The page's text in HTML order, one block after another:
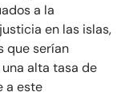
a la
en las islas,
que serían
alta tasa de
a este